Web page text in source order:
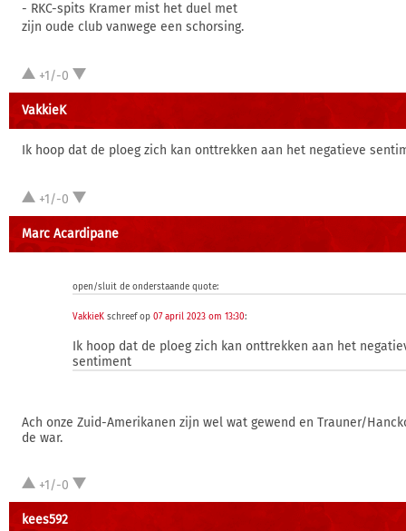
- RKC-spits Kramer mist het duel met
zijn oude club vanwege een schorsing.
+1/-0
VakkieK
Ik hoop dat de ploeg zich kan onttrekken aan het negatieve
+1/-0
Marc Acardipane
open/sluit de onderstaande quote:
VakkieK schreef op 07 april 2023 om 13:30:
Ik hoop dat de ploeg zich kan onttrekken aan het
sentiment
Ach onze Zuid-Amerikanen zijn wel wat gewend en Trauner/
de war.
+1/-0
kees592